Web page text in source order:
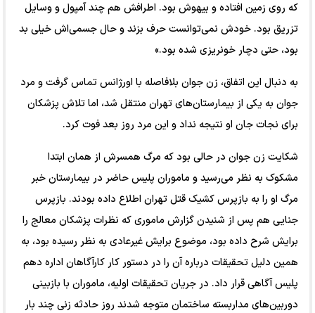
که روی زمین افتاده و بیهوش بود. اطرافش هم چند آمپول و وسایل
تزریق بود. خودش نمی‌توانست حرف بزند و حال جسمی‌اش خیلی بد
بود، حتی دچار خونریزی شده بود.»
به دنبال این اتفاق، زن جوان بلافاصله با اورژانس تماس گرفت و مرد
جوان به یکی از بیمارستان‌های تهران منتقل شد، اما تلاش پزشکان
برای نجات جان او نتیجه نداد و این مرد روز بعد فوت کرد.
شکایت زن جوان در حالی بود که مرگ همسرش از همان ابتدا
مشکوک به نظر می‌رسید و ماموران پلیس حاضر در بیمارستان خبر
مرگ او را به بازپرس کشیک قتل تهران اطلاع داده بودند. بازپرس
جنایی هم پس از شنیدن گزارش ماموری که نظرات پزشکان معالج را
برایش شرح داده بود، موضوع برایش غیرعادی به نظر رسیده بود، به
همین دلیل تحقیقات درباره آن را در دستور کار کارآگاهان اداره دهم
پلیس آگاهی قرار داد. در جریان تحقیقات اولیه، ماموران با بازبینی
دوربین‌های مداربسته ساختمان متوجه شدند روز حادثه زنی چند بار